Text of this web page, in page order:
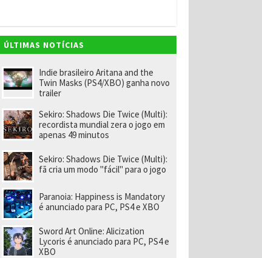
ÚLTIMAS NOTÍCIAS
Indie brasileiro Aritana and the
Twin Masks (PS4/XBO) ganha novo
trailer
Sekiro: Shadows Die Twice (Multi):
recordista mundial zera o jogo em
apenas 49 minutos
Sekiro: Shadows Die Twice (Multi):
fã cria um modo "fácil" para o jogo
Paranoia: Happiness is Mandatory
é anunciado para PC, PS4 e XBO
Sword Art Online: Alicization
Lycoris é anunciado para PC, PS4 e
XBO